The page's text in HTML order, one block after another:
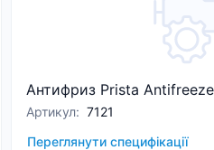
Антифриз Prista
Артикул: 7121
Переглянути специфікації